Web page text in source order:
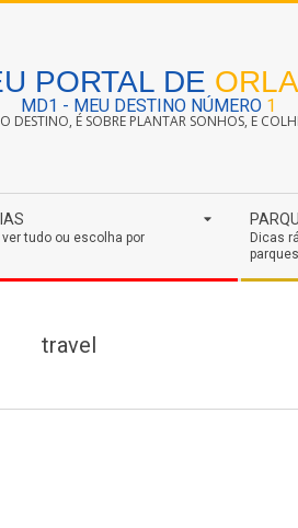
PORTAL DE
MD1 - MEU DESTINO NÚMERO 1
DESTINO, É SOBRE PLANTAR SONHOS, E
ver tudo ou escolha por
Dicas
parques
travel